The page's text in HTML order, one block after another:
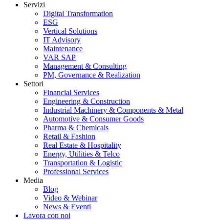
Servizi
Digital Transformation
ESG
Vertical Solutions
IT Advisory
Maintenance
VAR SAP
Management & Consulting
PM, Governance & Realization
Settori
Financial Services
Engineering & Construction
Industrial Machinery & Components & Metal
Automotive & Consumer Goods
Pharma & Chemicals
Retail & Fashion
Real Estate & Hospitality
Energy, Utilities & Telco
Transportation & Logistic
Professional Services
Media
Blog
Video & Webinar
News & Eventi
Lavora con noi